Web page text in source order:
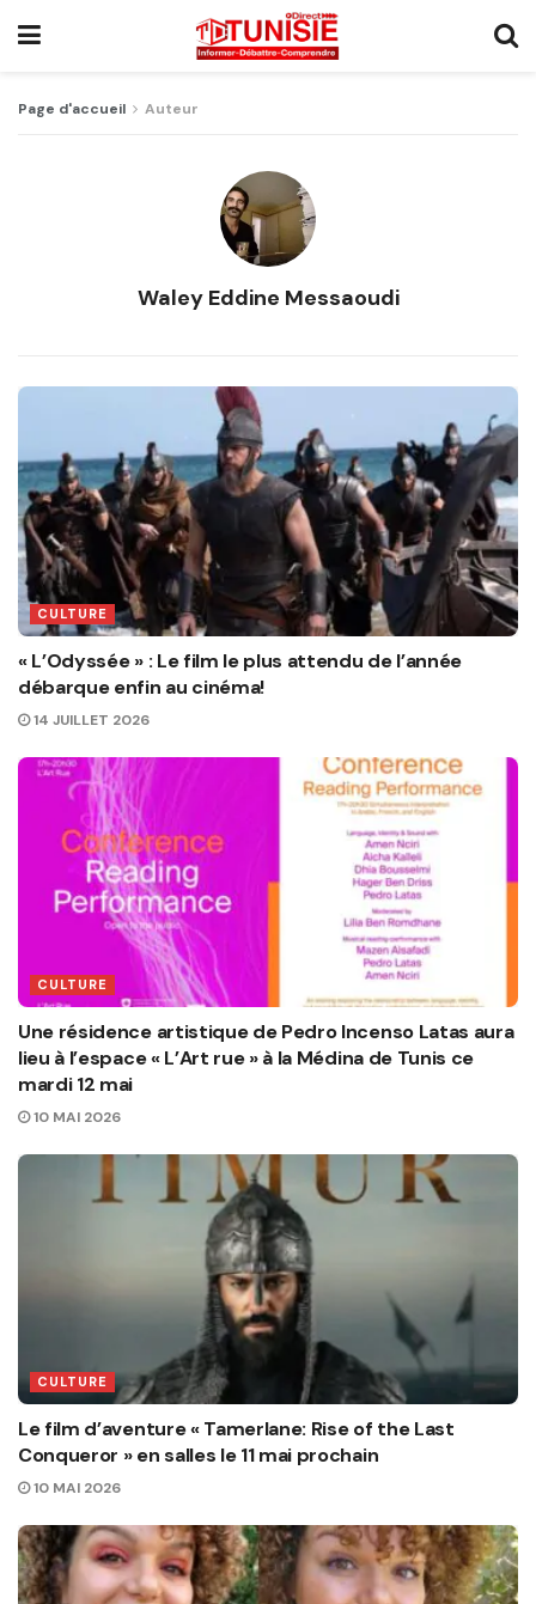
Page d'accueil Auteur
Waley Eddine Messaoudi
CULTURE
« L’Odyssée » : Le film le plus attendu de l’année
débarque enfin au cinéma!
14 JUILLET 2026
CULTURE
Une résidence artistique de Pedro Incenso Latas aura
lieu à l’espace « L’Art rue » à la Médina de Tunis ce
mardi 12 mai
10 MAI 2026
CULTURE
Le film d’aventure « Tamerlane: Rise of the Last
Conqueror » en salles le 11 mai prochain
10 MAI 2026